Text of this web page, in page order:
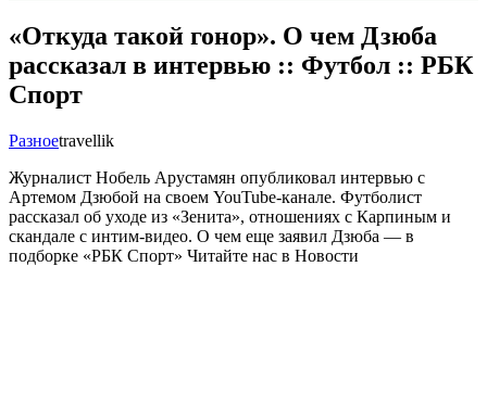
«Откуда такой гонор». О чем Дзюба
рассказал в интервью :: Футбол :: РБК
Спорт
Разноеtravellik
Журналист Нобель Арустамян опубликовал интервью с
Артемом Дзюбой на своем YouTube-канале. Футболист
рассказал об уходе из «Зенита», отношениях с Карпиным и
скандале с интим-видео. О чем еще заявил Дзюба — в
подборке «РБК Спорт» Читайте нас в Новости